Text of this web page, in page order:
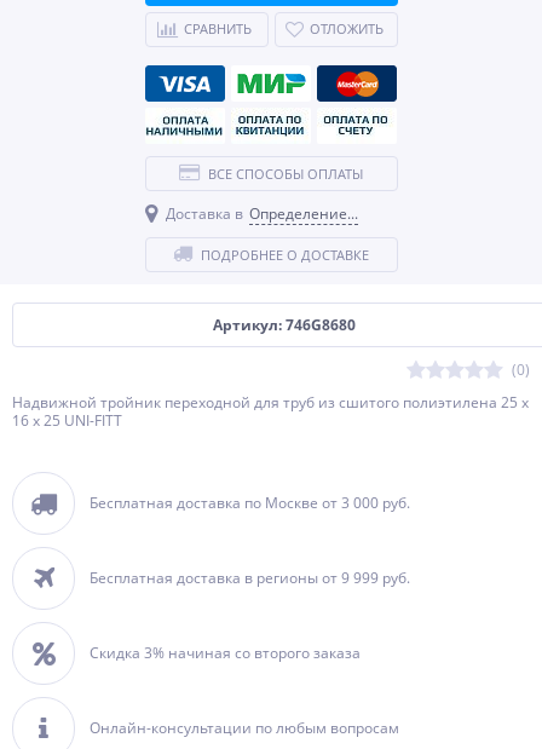
Артикул: 746G8680
(0)
Надвижной тройник переходной для труб из сшитого полиэтилена 25 x
16 x 25 UNI-FITT
Бесплатная доставка по Москве от 3 000 руб.
Бесплатная доставка в регионы от 9 999 руб.
Скидка 3% начиная со второго заказа
Онлайн-консультации по любым вопросам
СРАВНИТЬ ОТЛОЖИТЬ
ВСЕ СПОСОБЫ ОПЛАТЫ
Доставка в Определение...
ПОДРОБНЕЕ О ДОСТАВКЕ